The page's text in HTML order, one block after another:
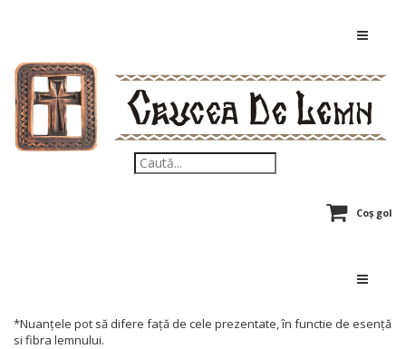
Coș gol
*Nuanțele pot să difere față de cele prezentate, în functie de esență
si fibra lemnului.